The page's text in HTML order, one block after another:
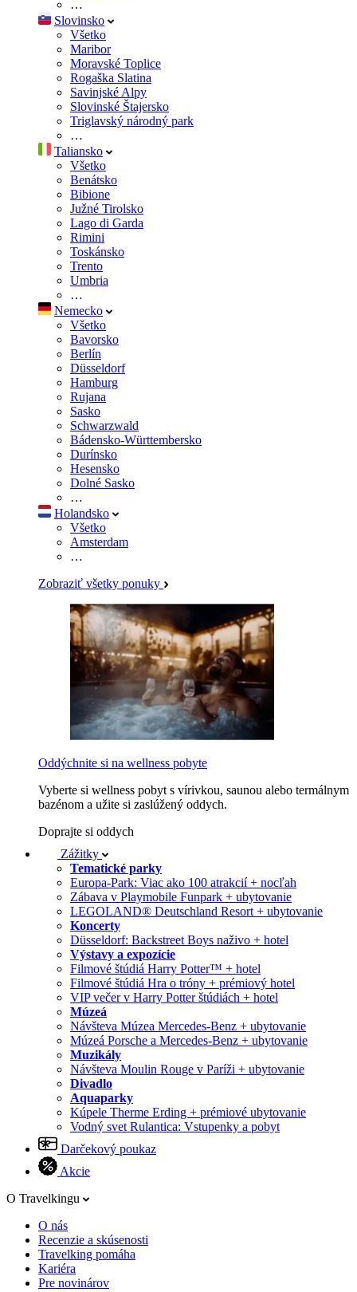
…
Slovinsko
Všetko
Maribor
Moravské Toplice
Rogaška Slatina
Savinjské Alpy
Slovinské Štajersko
Triglavský národný park
…
Taliansko
Všetko
Benátsko
Bibione
Južné Tirolsko
Lago di Garda
Rimini
Toskánsko
Trento
Umbria
…
Nemecko
Všetko
Bavorsko
Berlín
Düsseldorf
Hamburg
Rujana
Sasko
Schwarzwald
Bádensko-Württembersko
Durínsko
Hesensko
Dolné Sasko
…
Holandsko
Všetko
Amsterdam
…
Zobraziť všetky ponuky
Oddýchnite si na wellness pobyte
Vyberte si wellness pobyt s vírivkou, saunou alebo termálnym
bazénom a užite si zaslúžený oddych.
Doprajte si oddych
Zážitky
Tematické parky
Europa-Park: Viac ako 100 atrakcií + nocľah
Zábava v Playmobile Funpark + ubytovanie
LEGOLAND® Deutschland Resort + ubytovanie
Koncerty
Düsseldorf: Backstreet Boys naživo + hotel
Výstavy a expozície
Filmové štúdiá Harry Potter™ + hotel
Filmové štúdiá Hra o tróny + prémiový hotel
VIP večer v Harry Potter štúdiách + hotel
Múzeá
Návšteva Múzea Mercedes-Benz + ubytovanie
Múzeá Porsche a Mercedes-Benz + ubytovanie
Muzikály
Návšteva Moulin Rouge v Paríži + ubytovanie
Divadlo
Aquaparky
Kúpele Therme Erding + prémiové ubytovanie
Vodný svet Rulantica: Vstupenky a pobyt
Darčekový poukaz
Akcie
O Travelkingu
O nás
Recenzie a skúsenosti
Travelking pomáha
Kariéra
Pre novinárov